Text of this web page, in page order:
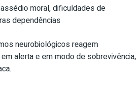
moral, dificuldades de
dependências
neurobiológicos reagem
alerta e em modo de sobrevivência,